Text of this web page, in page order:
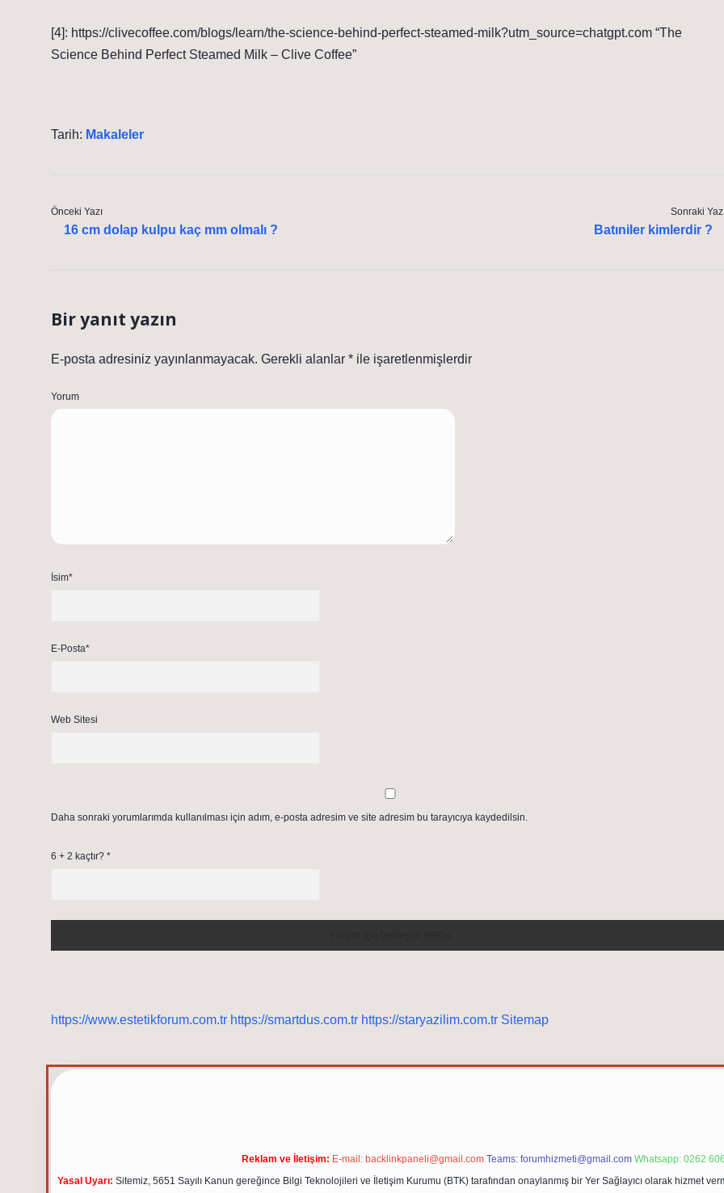
[4]: https://clivecoffee.com/blogs/learn/the-science-behind-perfect-steamed-milk?utm_source=chatgpt.com “The
Science Behind Perfect Steamed Milk – Clive Coffee”
Tarih: Makaleler
Önceki Yazı
16 cm dolap kulpu kaç mm olmalı ?
Sonraki
Batıniler kimlerdir ?
Bir yanıt yazın
E-posta adresiniz yayınlanmayacak. Gerekli alanlar * ile işaretlenmişlerdir
Yorum
İsim*
E-Posta*
Web Sitesi
Daha sonraki yorumlarımda kullanılması için adım, e-posta adresim ve site adresim bu tarayıcıya kaydedilsin.
6 + 2 kaçtır? *
https://www.estetikforum.com.tr https://smartdus.com.tr https://staryazilim.com.tr Sitemap
Reklam ve İletişim: E-mail: backlinkpaneli@gmail.com Teams: forumhizmeti@gmail.com Whatsapp: 0262
Yasal Uyarı: Sitemiz, 5651 Sayılı Kanun gereğince Bilgi Teknolojileri ve İletişim Kurumu (BTK) tarafından onaylanmış bir Yer Sağlayıcı olarak hizmet